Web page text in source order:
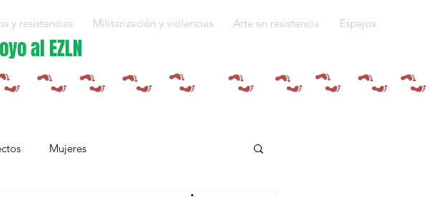
y resistencias Militarización y violencias Arte en resistencia Espejos
al EZLN
Mujeres